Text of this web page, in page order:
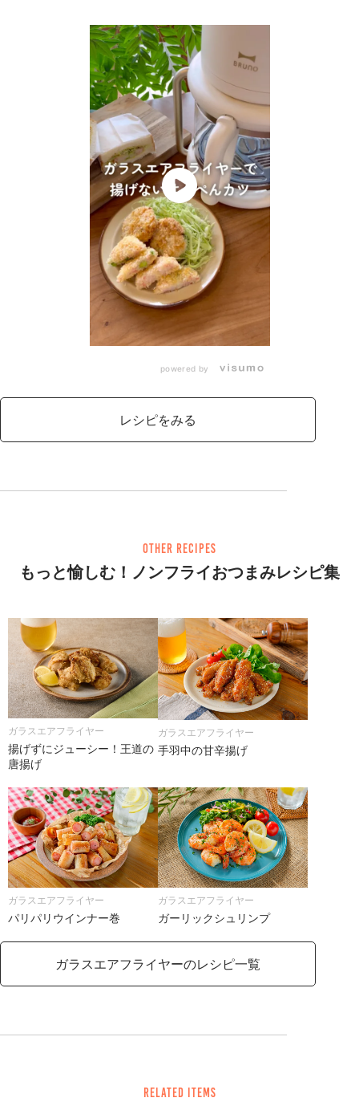
powered by
レシピをみる
other recipes
もっと愉しむ！ノンフライおつまみレシピ集
ガラスエアフライヤー
揚げずにジューシー！王道の
唐揚げ
ガラスエアフライヤー
手羽中の甘辛揚げ
ガラスエアフライヤー
パリパリウインナー巻
ガラスエアフライヤー
ガーリックシュリンプ
ガラスエアフライヤーのレシピ一覧
related items